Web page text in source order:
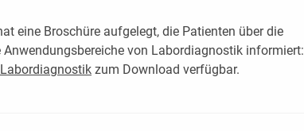
eine Broschüre aufgelegt, die Patienten über die
Anwendungsbereiche von Labordiagnostik informiert:
zum Download verfügbar.